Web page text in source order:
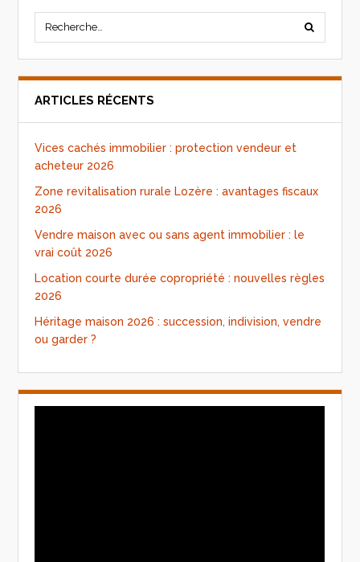
ARTICLES RÉCENTS
Vices cachés immobilier : protection vendeur et
acheteur 2026
Zone revitalisation rurale Lozère : avantages fiscaux
2026
Vendre maison avec ou sans agent immobilier : le
vrai coût 2026
Location courte durée copropriété : nouvelles règles
2026
Héritage maison 2026 : succession, indivision, vendre
ou garder ?